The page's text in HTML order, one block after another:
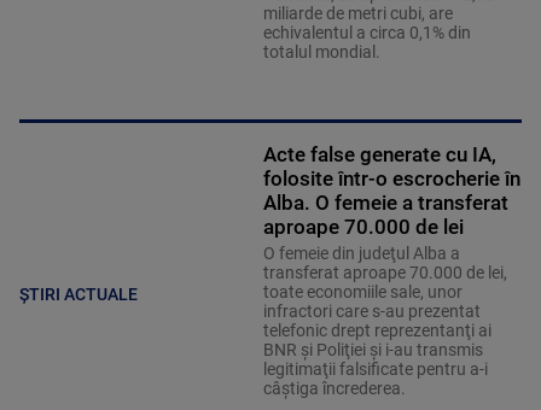
miliarde de metri cubi, are
echivalentul a circa 0,1% din
totalul mondial.
ȘTIRI ACTUALE
Acte false generate cu IA,
folosite într-o escrocherie în
Alba. O femeie a transferat
aproape 70.000 de lei
O femeie din judeţul Alba a
transferat aproape 70.000 de lei,
toate economiile sale, unor
infractori care s-au prezentat
telefonic drept reprezentanţi ai
BNR şi Poliţiei şi i-au transmis
legitimaţii falsificate pentru a-i
câştiga încrederea.